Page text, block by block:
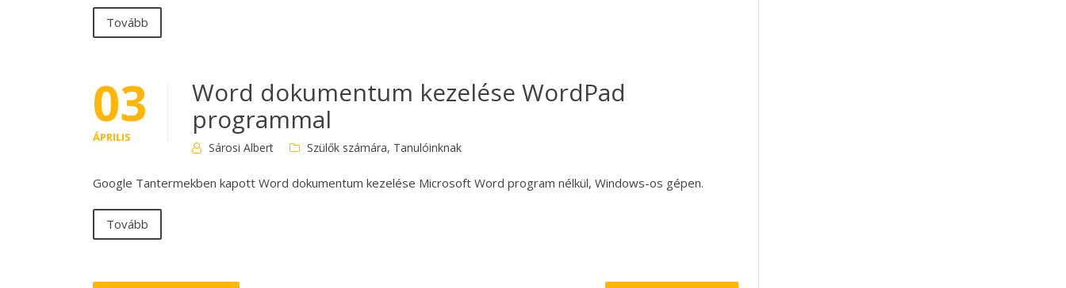
Tovább
03
ÁPRILIS
Word dokumentum kezelése WordPad
programmal
Sárosi Albert Szülők számára, Tanulóinknak
Google Tantermekben kapott Word dokumentum kezelése Microsoft Word program nélkül, Windows-os gépen.
Tovább